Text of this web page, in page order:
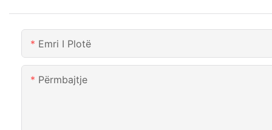
Emri I Plotë
Përmbajtje